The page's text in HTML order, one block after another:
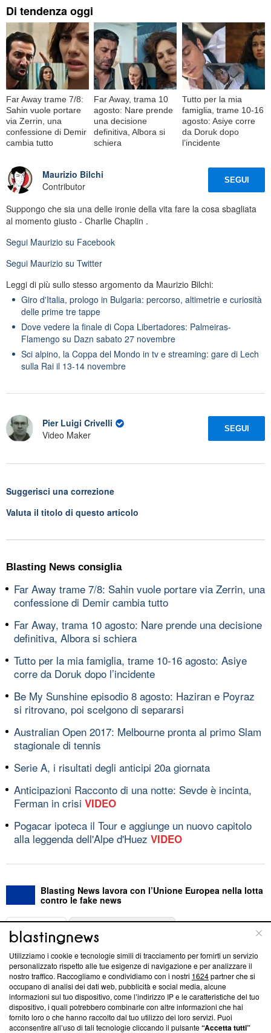
Di tendenza oggi
Far Away trame 7/8:
Sahin vuole portare
via Zerrin, una
confessione di Demir
cambia tutto
Far Away, trama 10
agosto: Nare prende
una decisione
definitiva, Albora si
schiera
Tutto per la mia
famiglia, trame 10-16
agosto: Asiye corre
da Doruk dopo
l’incidente
Maurizio Bilchi
Contributor
SEGUI
Suppongo che sia una delle ironie della vita fare la cosa sbagliata
al momento giusto - Charlie Chaplin .
Segui Maurizio su Facebook
Segui Maurizio su Twitter
Leggi di più sullo stesso argomento da Maurizio Bilchi:
Giro d'Italia, prologo in Bulgaria: percorso, altimetrie e curiosità
delle prime tre tappe
Dove vedere la finale di Copa Libertadores: Palmeiras-
Flamengo su Dazn sabato 27 novembre
Sci alpino, la Coppa del Mondo in tv e streaming: gare di Lech
sulla Rai il 13-14 novembre
Pier Luigi Crivelli
Video Maker
SEGUI
Suggerisci una correzione
Valuta il titolo di questo articolo
Blasting News consiglia
Far Away trame 7/8: Sahin vuole portare via Zerrin, una
confessione di Demir cambia tutto
Far Away, trama 10 agosto: Nare prende una decisione
definitiva, Albora si schiera
Tutto per la mia famiglia, trame 10-16 agosto: Asiye
corre da Doruk dopo l’incidente
Be My Sunshine episodio 8 agosto: Haziran e Poyraz
si ritrovano, poi scelgono di separarsi
Australian Open 2017: Melbourne pronta al primo Slam
stagionale di tennis
Serie A, i risultati degli anticipi 20a giornata
Anticipazioni Racconto di una notte: Sevde è incinta,
Ferman in crisi VIDEO
Pogacar ipoteca il Tour e aggiunge un nuovo capitolo
alla leggenda dell'Alpe d'Huez VIDEO
Blasting News lavora con l’Unione Europea nella lotta
contro le fake news
ABOUT
Questa sezione offre informazioni trasparenti su Blasting
News, sui nostri processi editoriali e su come ci impegniamo a
creare news di qualità. Inoltre, afferma la nostra aderenza a
‘Trust Project - News with Integrity’Blasting News non è
ancora membro del programma, ma ha richiesto di farne
parte; Trust Project non ha ancora effettuato una verifica di
Utilizziamo i cookie e tecnologie simili di tracciamento per fornirti un servizio
personalizzato rispetto alle tue esigenze di navigazione e per analizzare il
nostro traffico. Raccogliamo e condividiamo con i nostri 1624partner che si
occupano di analisi dei dati web, pubblicità e social media, alcune
informazioni sul tuo dispositivo, come l’indirizzo IP e le caratteristiche del tuo
dispositivo, i quali potrebbero combinarle con altre informazioni che hai
fornito loro o che hanno raccolto dal tuo utilizzo dei loro servizi. Puoi
acconsentire all’uso di tali tecnologie cliccando il pulsante“Accetta tutti”